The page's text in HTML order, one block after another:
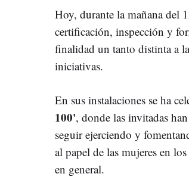
Hoy, durante la mañana del
certificación, inspección y
finalidad un tanto distinta a
iniciativas.
En sus instalaciones se ha
100', donde las invitadas
seguir ejerciendo y
al papel de las mujeres en
en general.